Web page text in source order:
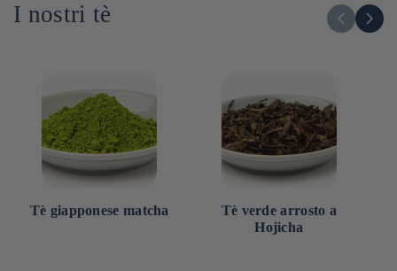
I nostri tè
Tè giapponese matcha
Tè verde arrosto a
Hojicha